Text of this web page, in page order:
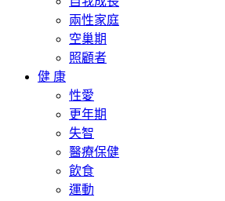
兩性家庭
空巢期
照顧者
健 康
性愛
更年期
失智
醫療保健
飲食
運動